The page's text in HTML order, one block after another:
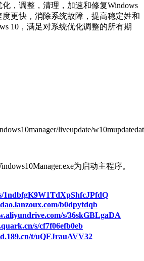
，调整，清理，加速和修复Windows
更快，消除系统故障，提高稳定姓和
10，满足对系统优化调整的所有期
liveupdate/
为启动主程序。
1ndbfgK9W1TdXpShfcJPfdQ
b0dpytdqb
s/36skGBLgaDA
s/cf7f06efb0eb
t/uQFJrauAVV32